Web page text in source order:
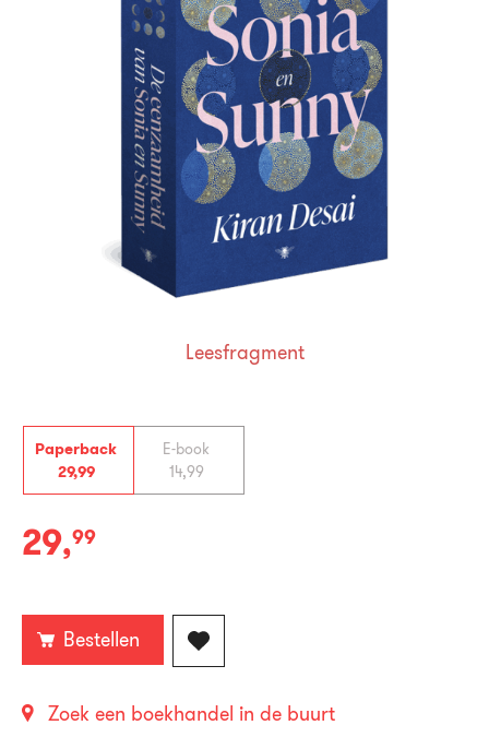
Paperback
29,99
E-book
14,99
Paperback:
29,99
Bestellen
Zoek een boekhandel in de buurt
Leesfragment